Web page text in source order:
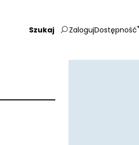
Wpisz
frazę:
ZalogujDostępność